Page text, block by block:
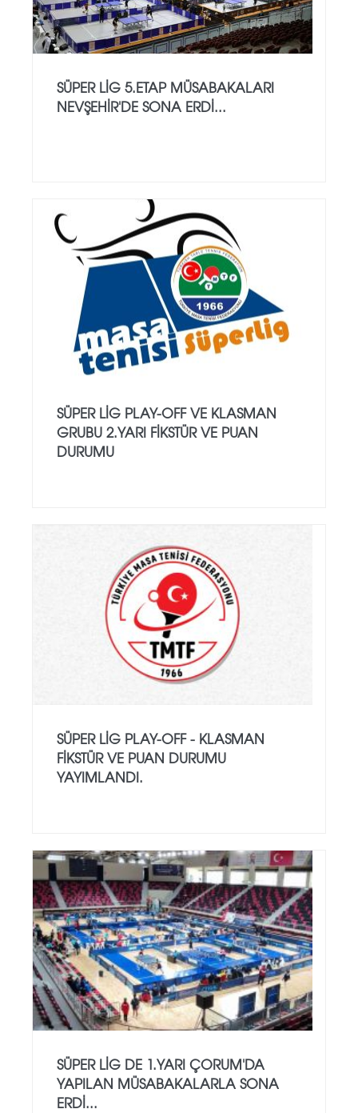
SÜPER LİG 5.ETAP MÜSABAKALARI
NEVŞEHİR'DE SONA ERDİ...
SÜPER LIG PLAY-OFF VE KLASMAN
GRUBU 2.YARI FIKSTÜR VE PUAN
DURUMU
SÜPER LIG PLAY-OFF - KLASMAN
FIKSTÜR VE PUAN DURUMU
YAYIMLANDI.
SÜPER LİG DE 1.YARI ÇORUM'DA
YAPILAN MÜSABAKALARLA SONA
ERDİ...